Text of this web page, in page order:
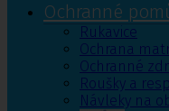
Ochranné
Rukavice
Ochrana
Ochranné
Roušky a
Návleky na